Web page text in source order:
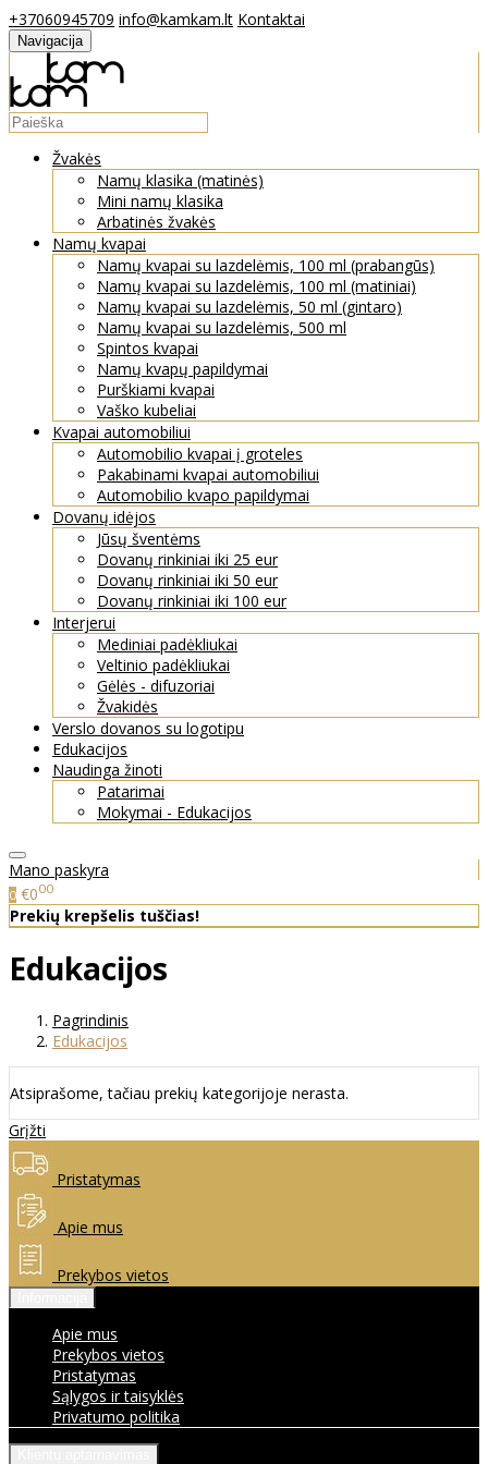
+37060945709 info@kamkam.lt Kontaktai
Navigacija
Žvakės
Namų klasika (matinės)
Mini namų klasika
Arbatinės žvakės
Namų kvapai
Namų kvapai su lazdelėmis, 100 ml (prabangūs)
Namų kvapai su lazdelėmis, 100 ml (matiniai)
Namų kvapai su lazdelėmis, 50 ml (gintaro)
Namų kvapai su lazdelėmis, 500 ml
Spintos kvapai
Namų kvapų papildymai
Purškiami kvapai
Vaško kubeliai
Kvapai automobiliui
Automobilio kvapai į groteles
Pakabinami kvapai automobiliui
Automobilio kvapo papildymai
Dovanų idėjos
Jūsų šventėms
Dovanų rinkiniai iki 25 eur
Dovanų rinkiniai iki 50 eur
Dovanų rinkiniai iki 100 eur
Interjerui
Mediniai padėkliukai
Veltinio padėkliukai
Gėlės - difuzoriai
Žvakidės
Verslo dovanos su logotipu
Edukacijos
Naudinga žinoti
Patarimai
Mokymai - Edukacijos
Mano paskyra
0 €000
Prekių krepšelis tuščias!
Edukacijos
Pagrindinis
Edukacijos
Atsiprašome, tačiau prekių kategorijoje nerasta.
Grįžti
Pristatymas
Apie mus
Prekybos vietos
Apie mus
Prekybos vietos
Pristatymas
Sąlygos ir taisyklės
Privatumo politika